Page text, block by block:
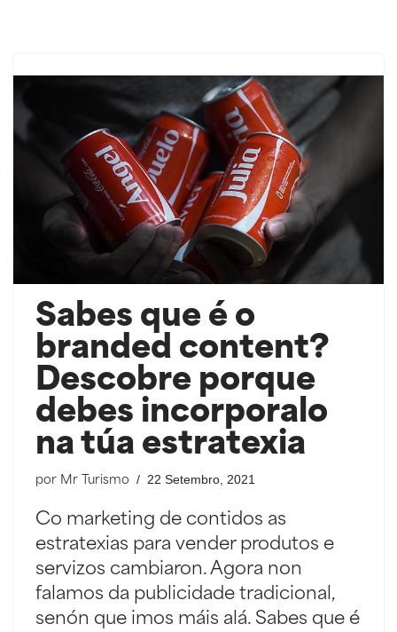
Sabes que é o
branded content?
Descobre porque
debes incorporalo
na túa estratexia
por Mr Turismo 22 Setembro, 2021
Co marketing de contidos as
estratexias para vender produtos e
servizos cambiaron. Agora non
falamos da publicidade tradicional,
senón que imos máis alá. Sabes que é